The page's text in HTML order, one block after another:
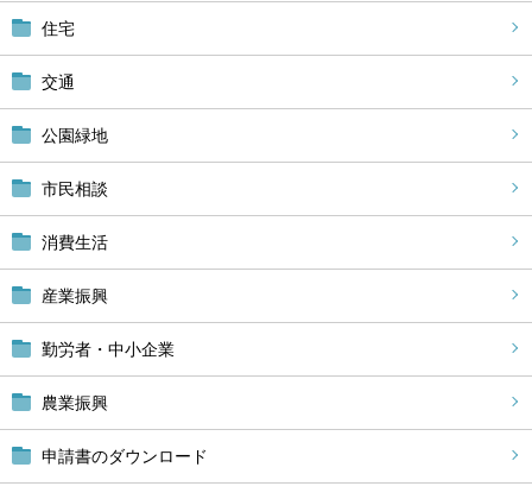
住宅
交通
公園緑地
市民相談
消費生活
産業振興
勤労者・中小企業
農業振興
申請書のダウンロード